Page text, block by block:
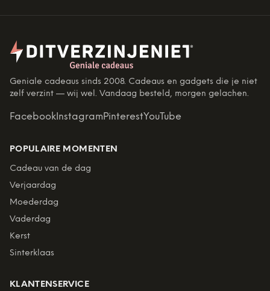
Geniale cadeaus sinds 2008. Cadeaus en gadgets die je niet
zelf verzint — wij wel. Vandaag besteld, morgen gelachen.
Facebook InstagramPinterestYouTube
POPULAIRE MOMENTEN
Cadeau van de dag
Verjaardag
Moederdag
Vaderdag
Kerst
Sinterklaas
KLANTENSERVICE